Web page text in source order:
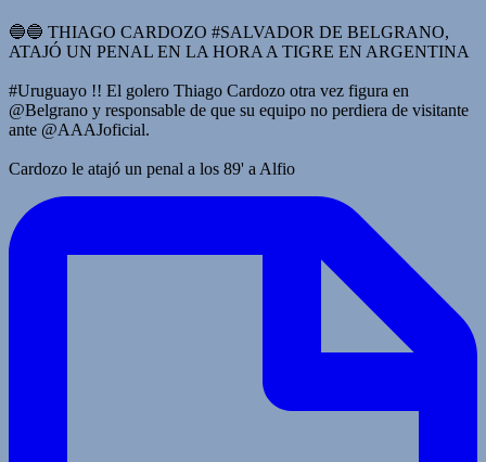
🔵🔵 THIAGO CARDOZO #SALVADOR DE BELGRANO,
ATAJÓ UN PENAL EN LA HORA A TIGRE EN ARGENTINA
#Uruguayo !! El golero Thiago Cardozo otra vez figura en
@Belgrano y responsable de que su equipo no perdiera de visitante
ante @AAAJoficial.
Cardozo le atajó un penal a los 89' a Alfio